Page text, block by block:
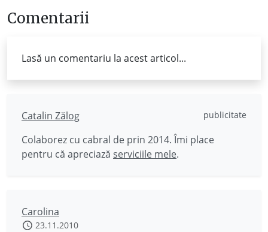
Comentarii
Lasă un comentariu la acest articol...
Catalin Zălog publicitate
Colaborez cu cabral de prin 2014. Îmi place
pentru că apreciază serviciile mele.
Carolina
23.11.2010